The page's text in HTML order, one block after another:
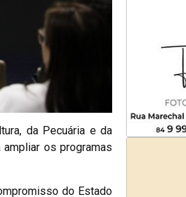
da Pecuária e da
os programas
do Estado